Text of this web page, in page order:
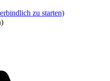
zu starten)